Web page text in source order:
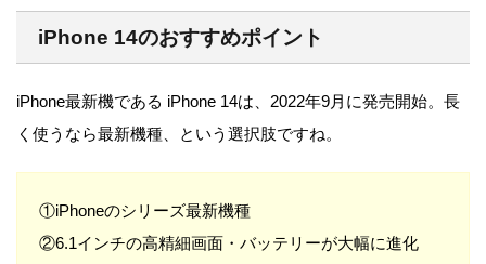
iPhone 14のおすすめポイント
iPhone最新機である iPhone 14は、2022年9月に発売開始。長
く使うなら最新機種、という選択肢ですね。
①iPhoneのシリーズ最新機種
②6.1インチの高精細画面・バッテリーが大幅に進化